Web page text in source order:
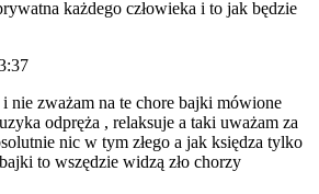
każdego człowieka i to jak będzie
nie zważam na te chore bajki mówione
odpręża , relaksuje a taki uważam za
nic w tym złego a jak księdza tylko
to wszędzie widzą zło chorzy